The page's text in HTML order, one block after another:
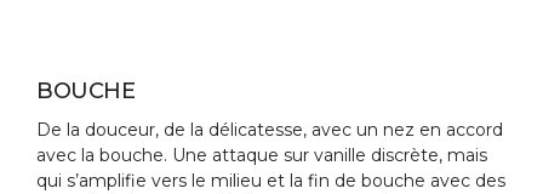
BOUCHE
De la douceur, de la délicatesse, avec un nez en accord
avec la bouche. Une attaque sur vanille discrète, mais
qui s’amplifie vers le milieu et la fin de bouche avec des